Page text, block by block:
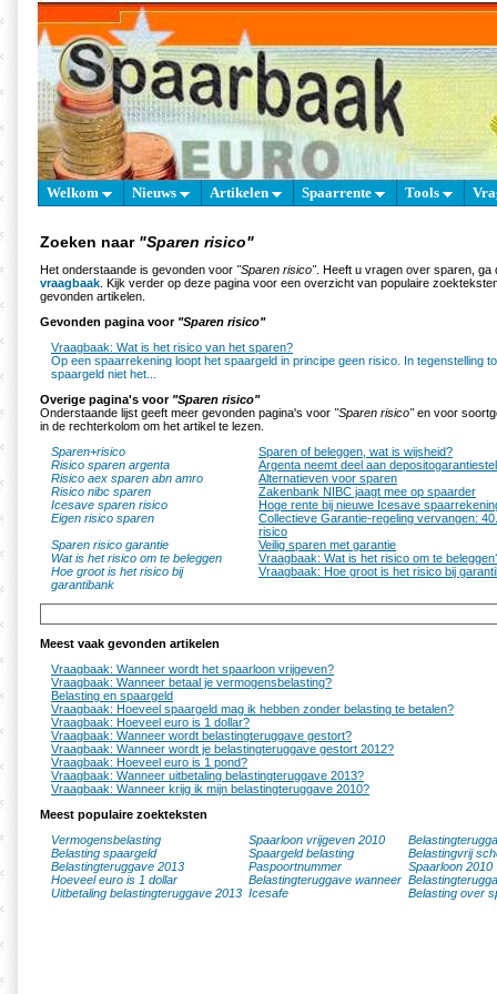
Welkom Nieuws Artikelen Spaarrente Tools
Zoeken naar "Sparen risico"
Het onderstaande is gevonden voor "Sparen risico". Heeft u vragen over sparen, ga
vraagbaak . Kijk verder op deze pagina voor een overzicht van populaire
gevonden artikelen.
Gevonden pagina voor "Sparen risico"
Vraagbaak: Wat is het risico van het sparen?
Op een spaarrekening loopt het spaargeld in principe geen risico. In tegenstelling
spaargeld niet het...
Overige pagina's voor "Sparen risico"
Onderstaande lijst geeft meer gevonden pagina's voor "Sparen risico"en voor
in de rechterkolom om het artikel te lezen.
Sparen+risico
Sparen of beleggen, wat is wijsheid?
Risico sparen argenta
Argenta neemt deel aan
Risico aex sparen abn amro
Alternatieven voor sparen
Risico nibc sparen
Zakenbank NIBC jaagt mee op spaarder
Icesave sparen risico
Hoge rente bij nieuwe Icesave
Eigen risico sparen
Collectieve Garantie-regeling vervangen:
risico
Sparen risico garantie
Veilig sparen met garantie
Wat is het risico om te beleggen
Vraagbaak: Wat is het risico om te
Hoe groot is het risico bij
garantibank
Vraagbaak: Hoe groot is het risico bij
Meest vaak gevonden artikelen
Vraagbaak: Wanneer wordt het spaarloon vrijgeven?
Vraagbaak: Wanneer betaal je vermogensbelasting?
Belasting en spaargeld
Vraagbaak: Hoeveel spaargeld mag ik hebben zonder belasting te betalen?
Vraagbaak: Hoeveel euro is 1 dollar?
Vraagbaak: Wanneer wordt belastingteruggave gestort?
Vraagbaak: Wanneer wordt je belastingteruggave gestort 2012?
Vraagbaak: Hoeveel euro is 1 pond?
Vraagbaak: Wanneer uitbetaling belastingteruggave 2013?
Vraagbaak: Wanneer krijg ik mijn belastingteruggave 2010?
Meest populaire zoekteksten
Vermogensbelasting
Spaarloon vrijgeven 2010
Belasting spaargeld
Spaargeld belasting
Belastingvrij
Belastingteruggave 2013
Paspoortnummer
Spaarloon 2010
Hoeveel euro is 1 dollar
Belastingteruggave wanneer
Uitbetaling belastingteruggave 2013 Icesafe Belasting over